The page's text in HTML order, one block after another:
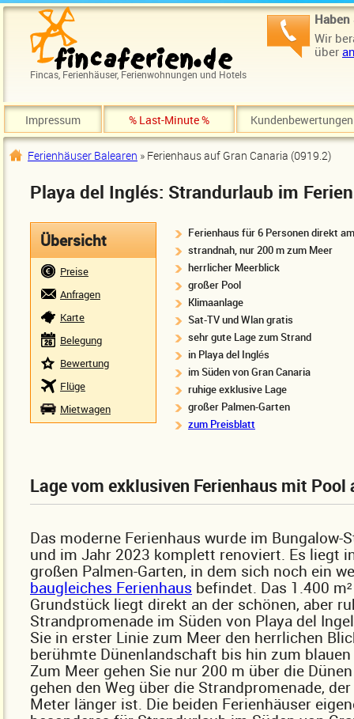
Direkt zum Inhalt
Haben
Wir
über
Fincas, Ferienhäuser, Ferienwohnungen und Hotels
Impressum % Last-Minute % Kundenbewertungen
Sie sind hier
Ferienhäuser Balearen » Ferienhaus auf Gran Canaria (0919.2)
Playa del Inglés: Strandurlaub im
Übersicht
Preise
Anfragen
Karte
Belegung
Bewertung
Flüge
Mietwagen
Ferienhaus für 6 Personen direkt
strandnah, nur 200 m zum Meer
herrlicher Meerblick
großer Pool
Klimaanlage
Sat-TV und Wlan gratis
sehr gute Lage zum Strand
in Playa del Inglés
im Süden von Gran Canaria
ruhige exklusive Lage
großer Palmen-Garten
zum Preisblatt
Lage vom exklusiven Ferienhaus mit Pool
Das moderne Ferienhaus wurde im Bungalow-
und im Jahr 2023 komplett renoviert. Es liegt
großen Palmen-Garten, in dem sich noch ein
baugleiches Ferienhaus befindet. Das 1.400
Grundstück liegt direkt an der schönen, aber
Strandpromenade im Süden von Playa del
Sie in erster Linie zum Meer den herrlichen
berühmte Dünenlandschaft bis hin zum
Zum Meer gehen Sie nur 200 m über die
gehen den Weg über die Strandpromenade,
Meter länger ist. Die beiden Ferienhäuser